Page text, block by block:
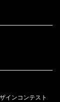
インコンテスト